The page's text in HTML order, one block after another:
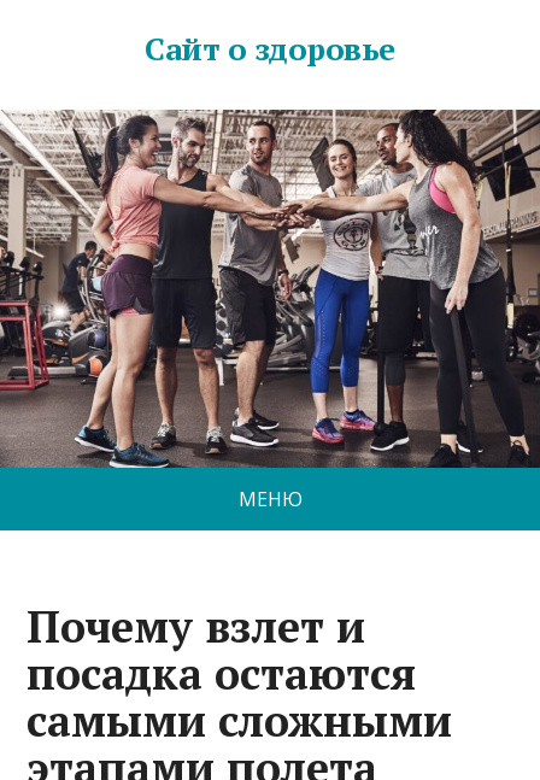
Сайт о здоровье
МЕНЮ
Почему взлет и
посадка остаются
самыми сложными
этапами полета